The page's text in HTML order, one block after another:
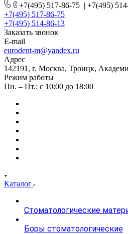
+7(495) 517-86-75 | +7(495)
+7(495) 517-86-75
+7(495) 514-86-13
Заказать звонок
E-mail
eurodent-m@yandex.ru
Адрес
142191, г. Москва, Троицк,
Режим работы
Пн. – Пт.: с 10:00 до 18:00
Каталог
Стоматологические
Боры стоматологические